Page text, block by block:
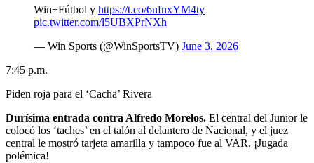
Win+Fútbol y https://t.co/6nfnxYM4ty
pic.twitter.com/l5UBXPrNXh
— Win Sports (@WinSportsTV) June 3, 2026
7:45 p.m.
Piden roja para el ‘Cacha’ Rivera
Durísima entrada contra Alfredo Morelos. El central del Junior le
colocó los ‘taches’ en el talón al delantero de Nacional, y el juez
central le mostró tarjeta amarilla y tampoco fue al VAR. ¡Jugada
polémica!